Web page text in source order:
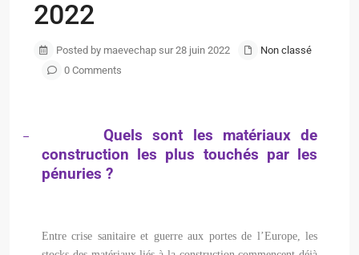
2022
Posted by maevechap sur 28 juin 2022
Non classé
0 Comments
–
Quels sont les matériaux de
construction les plus touchés par les
pénuries ?
Entre crise sanitaire et guerre aux portes de l’Europe, les